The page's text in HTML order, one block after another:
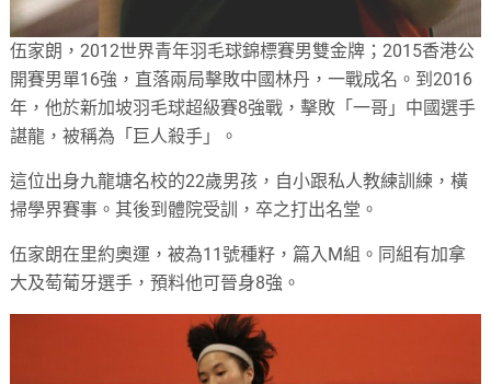
伍家朗，2012世界青年羽毛球錦標賽男雙金牌；2015香港公
開賽男單16強，直落兩局擊敗中國林丹，一戰成名。到2016
年，他於新加坡羽毛球超級賽8強戰，擊敗「一哥」中國選手
諶龍，被稱為「巨人殺手」。
這位出身九龍塘名校的22歲男孩，自小跟私人教練訓練，橫
掃學界賽事。其後到體院受訓，卒之打出名堂。
伍家朗在里約奧運，被為11號種籽，篇入M組。同組有加拿
大及萄葡牙選手，預料他可晉身8強。